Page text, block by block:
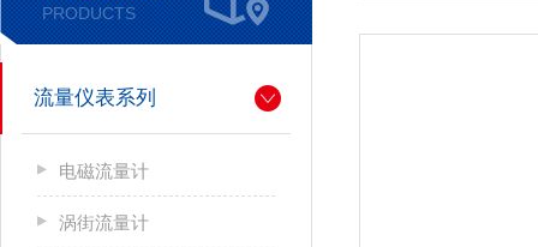
PRODUCTS
流量仪表系列
电磁流量计
涡街流量计